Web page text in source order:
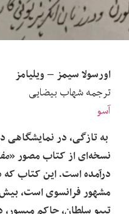
اورسولا سیمز – ویلیامز
ترجمه شهاب بیضایی
آسو
به تازگی، در نمایشگاهی در
نسخه‌ای از کتاب مصور «
درآمده است. این کتاب که
مشهور فرانسوی است، بیش